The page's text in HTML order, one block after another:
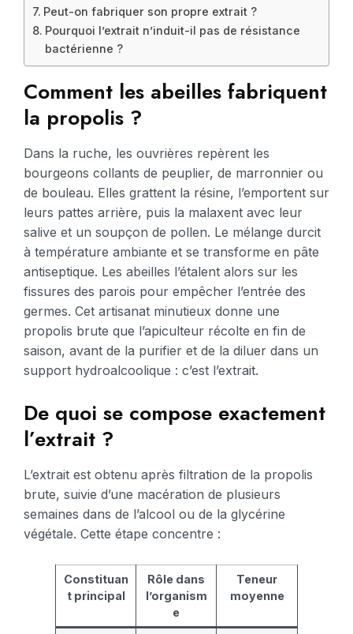
Peut-on fabriquer son propre extrait ?
Pourquoi l’extrait n’induit-il pas de résistance
bactérienne ?
Comment les abeilles fabriquent
la propolis ?
Dans la ruche, les ouvrières repèrent les
bourgeons collants de peuplier, de marronnier ou
de bouleau. Elles grattent la résine, l’emportent sur
leurs pattes arrière, puis la malaxent avec leur
salive et un soupçon de pollen. Le mélange durcit
à température ambiante et se transforme en pâte
antiseptique. Les abeilles l’étalent alors sur les
fissures des parois pour empêcher l’entrée des
germes. Cet artisanat minutieux donne une
propolis brute que l’apiculteur récolte en fin de
saison, avant de la purifier et de la diluer dans un
support hydroalcoolique : c’est l’extrait.
De quoi se compose exactement
l’extrait ?
L’extrait est obtenu après filtration de la propolis
brute, suivie d’une macération de plusieurs
semaines dans de l’alcool ou de la glycérine
végétale. Cette étape concentre :
Constituan
t principal
Rôle dans
l’organism
e
Teneur
moyenne